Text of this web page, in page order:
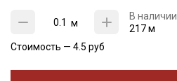
м
В наличии
217 м
Стоимость — 4.5 руб